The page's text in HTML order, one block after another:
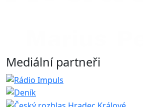
Mediální partneři